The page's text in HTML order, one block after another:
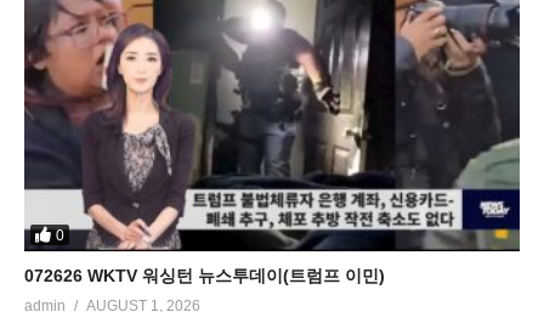
0
072626 WKTV 워싱턴 뉴스투데이(트럼프 이민)
admin AUGUST 1, 2026